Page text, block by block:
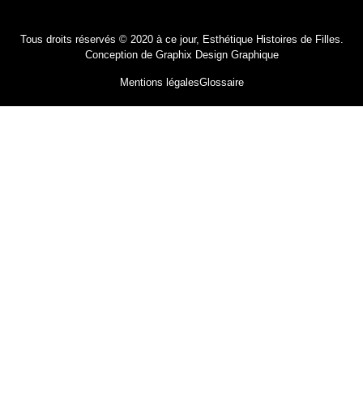
Tous droits réservés © 2020 à ce jour, Esthétique Histoires de Filles.
Conception de Graphix Design Graphique
Mentions légalesGlossaire